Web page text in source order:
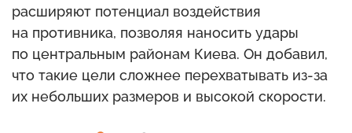
расширяют потенциал воздействия
на противника, позволяя наносить удары
по центральным районам Киева. Он добавил,
что такие цели сложнее перехватывать из-за
их небольших размеров и высокой скорости.